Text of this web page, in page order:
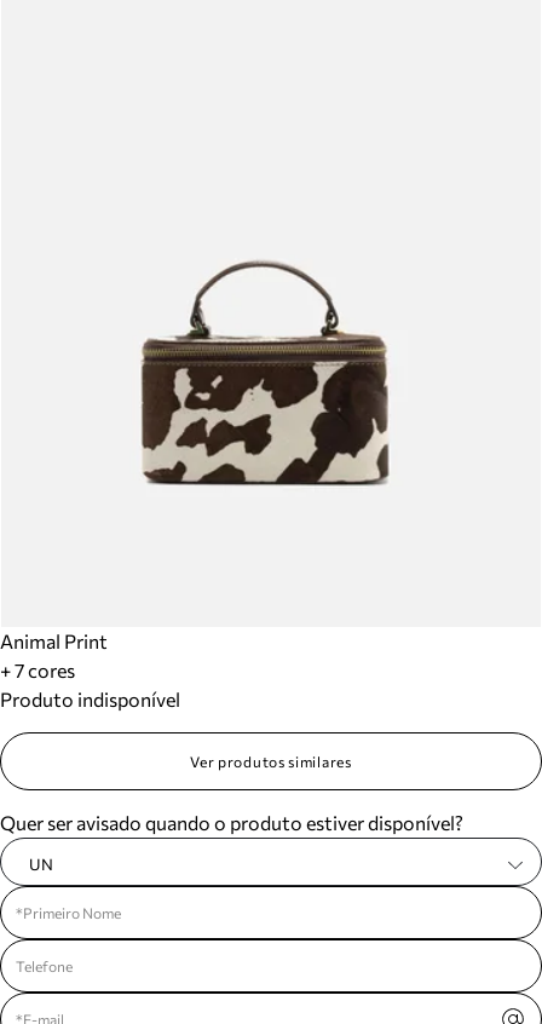
Animal Print
+ 7 cores
Produto indisponível
Ver produtos similares
Quer ser avisado quando o produto estiver disponível?
UN